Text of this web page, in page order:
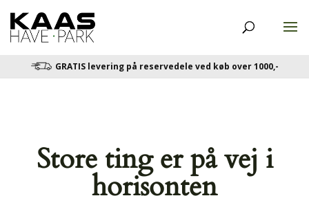
GRATIS levering på reservedele ved køb over 1000,-
Store ting er på vej i
horisonten